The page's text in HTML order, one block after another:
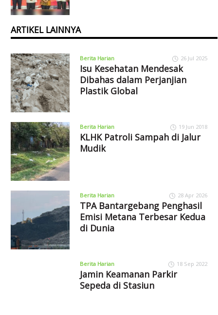
ARTIKEL LAINNYA
Berita Harian 26 Jul 2025
Isu Kesehatan Mendesak
Dibahas dalam Perjanjian
Plastik Global
Berita Harian 19 Jun 2018
KLHK Patroli Sampah di Jalur
Mudik
Berita Harian 28 Apr 2026
TPA Bantargebang Penghasil
Emisi Metana Terbesar Kedua
di Dunia
Berita Harian 18 Sep 2022
Jamin Keamanan Parkir
Sepeda di Stasiun